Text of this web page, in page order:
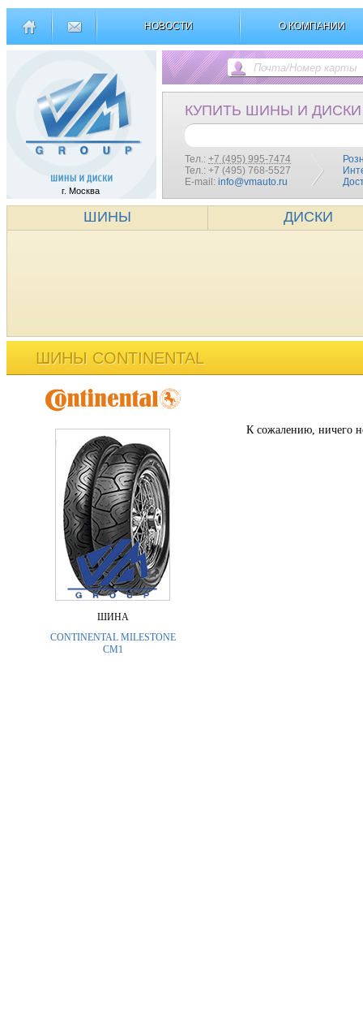
НОВОСТИ О КОМПАНИИ
г. Москва
КУПИТЬ ШИНЫ И ДИСКИ
Тел.: +7 (495) 995-7474
Тел.: +7 (495) 768-5527
E-mail: info@vmauto.ru
ШИНЫ ДИСКИ
ШИНЫ CONTINENTAL
ШИНА
CONTINENTAL MILESTONE
CM1
К сожалению, ничего